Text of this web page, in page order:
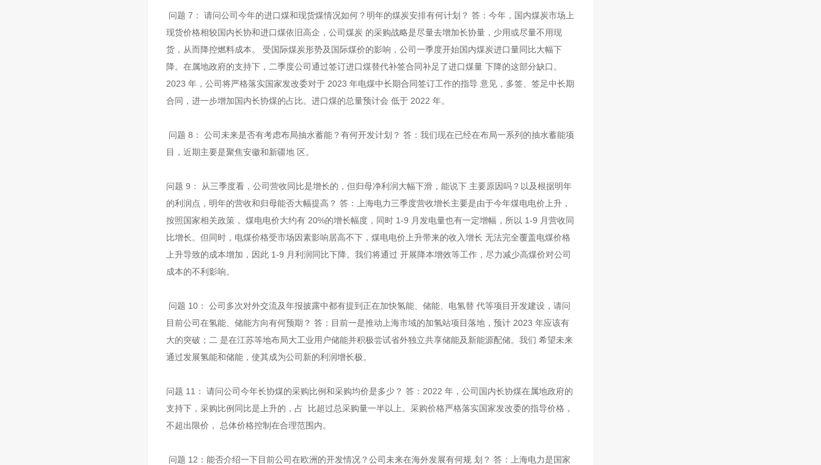
问题 7： 请问公司今年的进口煤和现货煤情况如何？明年的煤炭安排有何计划？ 答：今年，国内煤炭市场上
现货价格相较国内长协和进口煤依旧高企，公司煤炭 的采购战略是尽量去增加长协量，少用或尽量不用现
货，从而降控燃料成本。 受国际煤炭形势及国际煤价的影响，公司一季度开始国内煤炭进口量同比大幅下
降。在属地政府的支持下，二季度公司通过签订进口煤替代补签合同补足了进口煤量 下降的这部分缺口。
2023 年，公司将严格落实国家发改委对于 2023 年电煤中长期合同签订工作的指导 意见，多签、签足中长期
合同，进一步增加国内长协煤的占比。进口煤的总量预计会 低于 2022 年。
问题 8： 公司未来是否有考虑布局抽水蓄能？有何开发计划？ 答：我们现在已经在布局一系列的抽水蓄能项
目，近期主要是聚焦安徽和新疆地 区。
问题 9： 从三季度看，公司营收同比是增长的，但归母净利润大幅下滑，能说下 主要原因吗？以及根据明年
的利润点，明年的营收和归母能否大幅提高？ 答：上海电力三季度营收增长主要是由于今年煤电电价上升，
按照国家相关政策， 煤电电价大约有 20%的增长幅度，同时 1-9 月发电量也有一定增幅，所以 1-9 月营收同
比增长。但同时，电煤价格受市场因素影响居高不下，煤电电价上升带来的收入增长 无法完全覆盖电煤价格
上升导致的成本增加，因此 1-9 月利润同比下降。我们将通过 开展降本增效等工作，尽力减少高煤价对公司
成本的不利影响。
问题 10： 公司多次对外交流及年报披露中都有提到正在加快氢能、储能、电氢替 代等项目开发建设，请问
目前公司在氢能、储能方向有何预期？ 答：目前一是推动上海市域的加氢站项目落地，预计 2023 年应该有
大的突破；二 是在江苏等地布局大工业用户储能并积极尝试省外独立共享储能及新能源配储。我们 希望未来
通过发展氢能和储能，使其成为公司新的利润增长极。
问题 11： 请问公司今年长协煤的采购比例和采购均价是多少？ 答：2022 年，公司国内长协煤在属地政府的
支持下，采购比例同比是上升的，占 比超过总采购量一半以上。采购价格严格落实国家发改委的指导价格，
不超出限价， 总体价格控制在合理范围内。
问题 12：能否介绍一下目前公司在欧洲的开发情况？公司未来在海外发展有何规 划？ 答：上海电力是国家